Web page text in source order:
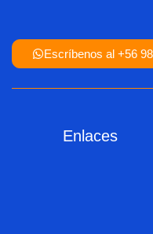
Escríbenos al +56
Enlaces